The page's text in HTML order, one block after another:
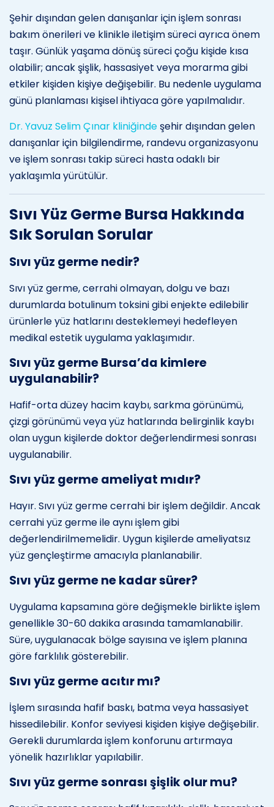
Şehir dışından gelen danışanlar için işlem sonrası
bakım önerileri ve klinikle iletişim süreci ayrıca önem
taşır. Günlük yaşama dönüş süreci çoğu kişide kısa
olabilir; ancak şişlik, hassasiyet veya morarma gibi
etkiler kişiden kişiye değişebilir. Bu nedenle uygulama
günü planlaması kişisel ihtiyaca göre yapılmalıdır.
Dr. Yavuz Selim Çınar kliniğindeşehir dışından gelen
danışanlar için bilgilendirme, randevu organizasyonu
ve işlem sonrası takip süreci hasta odaklı bir
yaklaşımla yürütülür.
Sıvı Yüz Germe Bursa Hakkında
Sık Sorulan Sorular
Sıvı yüz germe nedir?
Sıvı yüz germe, cerrahi olmayan, dolgu ve bazı
durumlarda botulinum toksini gibi enjekte edilebilir
ürünlerle yüz hatlarını desteklemeyi hedefleyen
medikal estetik uygulama yaklaşımıdır.
Sıvı yüz germe Bursa’da kimlere
uygulanabilir?
Hafif-orta düzey hacim kaybı, sarkma görünümü,
çizgi görünümü veya yüz hatlarında belirginlik kaybı
olan uygun kişilerde doktor değerlendirmesi sonrası
uygulanabilir.
Sıvı yüz germe ameliyat mıdır?
Hayır. Sıvı yüz germe cerrahi bir işlem değildir. Ancak
cerrahi yüz germe ile aynı işlem gibi
değerlendirilmemelidir. Uygun kişilerde ameliyatsız
yüz gençleştirme amacıyla planlanabilir.
Sıvı yüz germe ne kadar sürer?
Uygulama kapsamına göre değişmekle birlikte işlem
genellikle 30-60 dakika arasında tamamlanabilir.
Süre, uygulanacak bölge sayısına ve işlem planına
göre farklılık gösterebilir.
Sıvı yüz germe acıtır mı?
İşlem sırasında hafif baskı, batma veya hassasiyet
hissedilebilir. Konfor seviyesi kişiden kişiye değişebilir.
Gerekli durumlarda işlem konforunu artırmaya
yönelik hazırlıklar yapılabilir.
Sıvı yüz germe sonrası şişlik olur mu?